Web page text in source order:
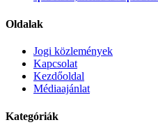
Oldalak
Jogi közlemények
Kapcsolat
Kezdőoldal
Médiaajánlat
Kategóriák